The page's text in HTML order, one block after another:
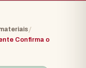
/
Confirma o